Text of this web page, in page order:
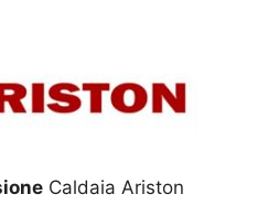
Caldaia Ariston